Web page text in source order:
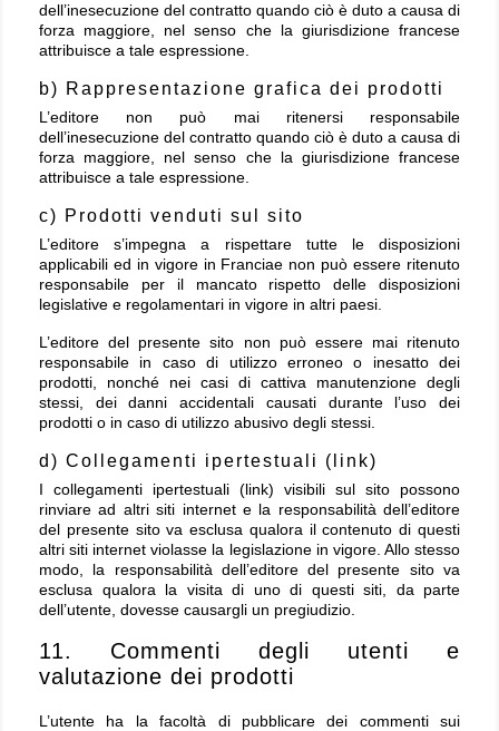
dell’inesecuzione del contratto quando ciò è duto a causa di
forza maggiore, nel senso che la giurisdizione francese
attribuisce a tale espressione.
b) Rappresentazione grafica dei prodotti
L’editore non può mai ritenersi responsabile
dell’inesecuzione del contratto quando ciò è duto a causa di
forza maggiore, nel senso che la giurisdizione francese
attribuisce a tale espressione.
c) Prodotti venduti sul sito
L’editore s’impegna a rispettare tutte le disposizioni
applicabili ed in vigore in Franciae non può essere ritenuto
responsabile per il mancato rispetto delle disposizioni
legislative e regolamentari in vigore in altri paesi.
L’editore del presente sito non può essere mai ritenuto
responsabile in caso di utilizzo erroneo o inesatto dei
prodotti, nonché nei casi di cattiva manutenzione degli
stessi, dei danni accidentali causati durante l’uso dei
prodotti o in caso di utilizzo abusivo degli stessi.
d) Collegamenti ipertestuali (link)
I collegamenti ipertestuali (link) visibili sul sito possono
rinviare ad altri siti internet e la responsabilità dell’editore
del presente sito va esclusa qualora il contenuto di questi
altri siti internet violasse la legislazione in vigore. Allo stesso
modo, la responsabilità dell’editore del presente sito va
esclusa qualora la visita di uno di questi siti, da parte
dell’utente, dovesse causargli un pregiudizio.
11. Commenti degli utenti e
valutazione dei prodotti
L’utente ha la facoltà di pubblicare dei commenti sui